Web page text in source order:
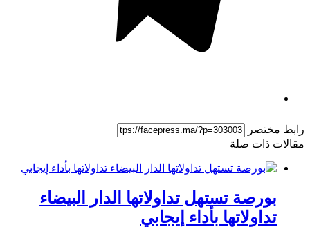
مختصر
ذات صلة
بورصة تستهل تداولاتها الدار البيضاء
تداولاتها بأداء إيجابي